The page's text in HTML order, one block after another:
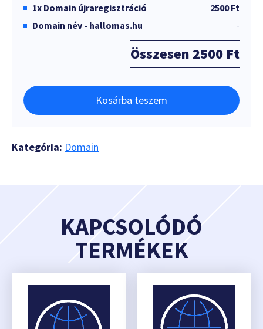
1x Domain újraregisztráció
2500 Ft
Domain név - hallomas.hu
-
Összesen 2500 Ft
Kosárba teszem
Kategória: Domain
KAPCSOLÓDÓ
TERMÉKEK